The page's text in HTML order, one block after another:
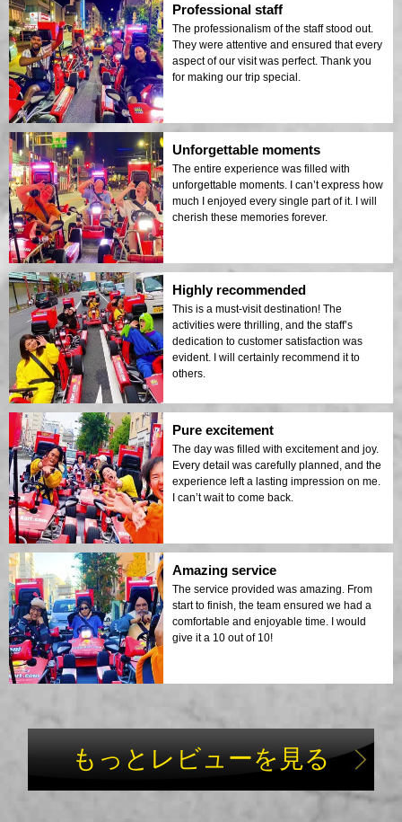
Professional staff
The professionalism of the staff stood out.
They were attentive and ensured that every
aspect of our visit was perfect. Thank you
for making our trip special.
Unforgettable moments
The entire experience was filled with
unforgettable moments. I can’t express how
much I enjoyed every single part of it. I will
cherish these memories forever.
Highly recommended
This is a must-visit destination! The
activities were thrilling, and the staff’s
dedication to customer satisfaction was
evident. I will certainly recommend it to
others.
Pure excitement
The day was filled with excitement and joy.
Every detail was carefully planned, and the
experience left a lasting impression on me.
I can’t wait to come back.
Amazing service
The service provided was amazing. From
start to finish, the team ensured we had a
comfortable and enjoyable time. I would
give it a 10 out of 10!
もっとレビューを見る